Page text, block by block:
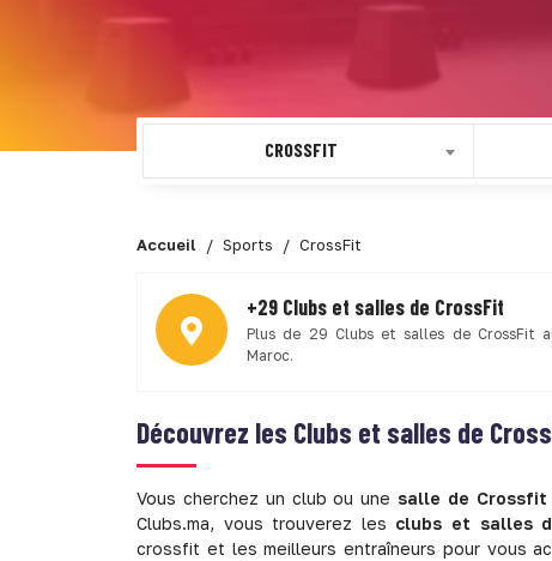
CROSSFIT
Accueil Sports CrossFit
+29 Clubs et salles de CrossFit
Plus de 29 Clubs et salles de CrossFit
Maroc.
Découvrez les Clubs et salles de
Vous cherchez un club ou une salle de Crossfit
Clubs.ma, vous trouverez les clubs et salles
crossfit et les meilleurs entraîneurs pour vous